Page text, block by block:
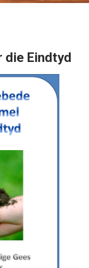
die Eindtyd